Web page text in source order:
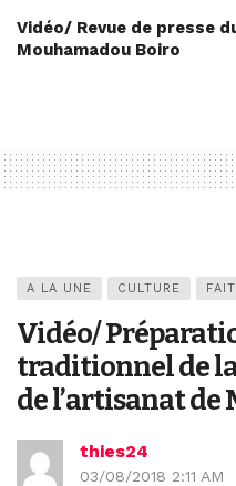
Vidéo/ Revue de presse
Mouhamadou Boiro
A LA UNE CULTURE
Vidéo/
traditionnel de
de l’artisanat de
thies24
03/08/2018 2:11 AM